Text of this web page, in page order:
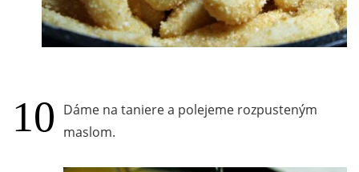
Dáme na taniere a polejeme rozpusteným
maslom.